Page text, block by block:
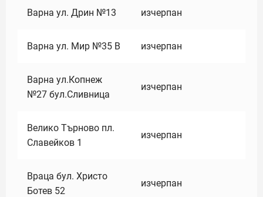
Варна ул. Дрин №13 изчерпан
Варна ул. Мир №35 В изчерпан
Варна ул.Копнеж
№27 бул.Сливница
изчерпан
Велико Търново пл.
Славейков 1
изчерпан
Враца бул. Христо
Ботев 52
изчерпан